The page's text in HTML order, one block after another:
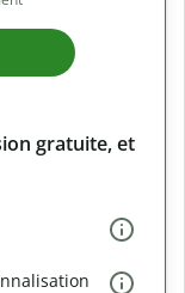
gratuite, et